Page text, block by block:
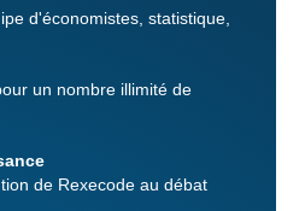
d'économistes, statistique,
un nombre illimité de
de Rexecode au débat